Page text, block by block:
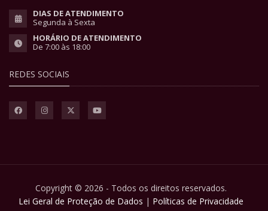
DIAS DE ATENDIMENTO
Segunda à Sexta
HORÁRIO DE ATENDIMENTO
De 7:00 às 18:00
REDES SOCIAIS
Copyright © 2026 - Todos os direitos reservados.
Lei Geral de Proteção de Dados | Políticas de Privacidade